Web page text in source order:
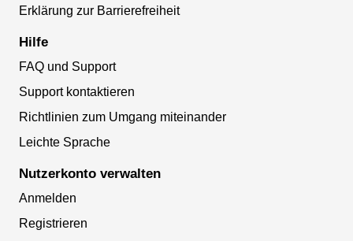
Erklärung zur Barrierefreiheit
Hilfe
FAQ und Support
Support kontaktieren
Richtlinien zum Umgang miteinander
Leichte Sprache
Nutzerkonto verwalten
Anmelden
Registrieren